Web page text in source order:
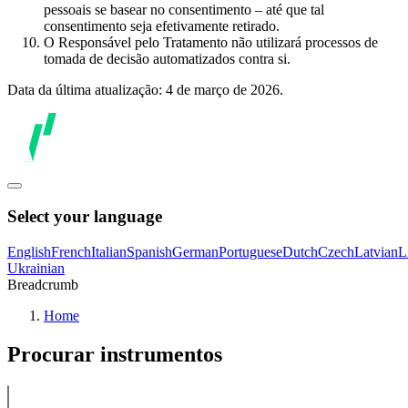
pessoais se basear no consentimento – até que tal
consentimento seja efetivamente retirado.
O Responsável pelo Tratamento não utilizará processos de
tomada de decisão automatizados contra si.
Data da última atualização: 4 de março de 2026.
Select your language
EnglishFrenchItalianSpanishGermanPortugueseDutchCzechLatvian
Ukrainian
Breadcrumb
Home
Procurar instrumentos